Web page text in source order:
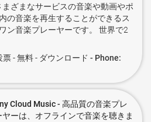
まざまなサービスの音楽や動画やポ
の音楽を再生することができるス
ン音楽プレーヤーです。 世界で2
票- 無料 - ダウンロード - Phone:
Cloud Music - 高品質の音楽プレ
ヤーは、オフラインで音楽を聴きま